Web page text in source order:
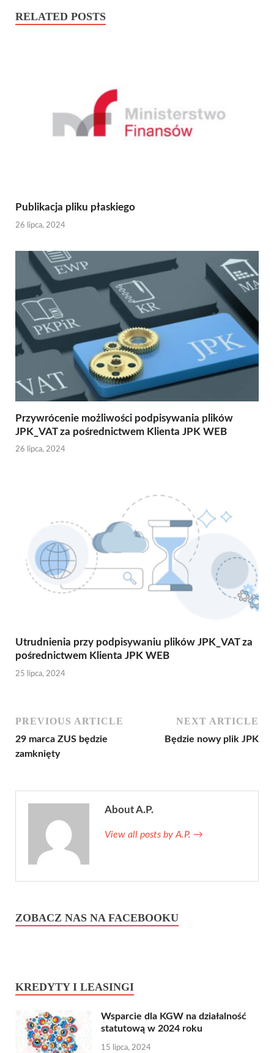
RELATED POSTS
Publikacja pliku płaskiego
26 lipca, 2024
Przywrócenie możliwości podpisywania plików
JPK_VAT za pośrednictwem Klienta JPK WEB
26 lipca, 2024
Utrudnienia przy podpisywaniu plików JPK_VAT za
pośrednictwem Klienta JPK WEB
25 lipca, 2024
PREVIOUS ARTICLE
29 marca ZUS będzie
zamknięty
NEXT ARTICLE
Będzie nowy plik JPK
About A.P.
View all posts by A.P. →
ZOBACZ NAS NA FACEBOOKU
KREDYTY I LEASINGI
Wsparcie dla KGW na działalność
statutową w 2024 roku
15 lipca, 2024